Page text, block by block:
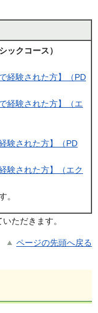
ックコース）
経験された方】（PD
経験された方】（エ
験された方】（PD
験された方】（エク
。
ただきます。
ページの先頭へ戻る